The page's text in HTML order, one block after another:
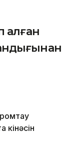
алған